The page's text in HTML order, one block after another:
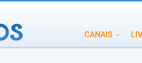
CANAIS